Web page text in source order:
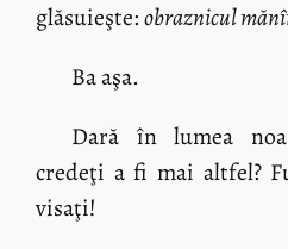
glăsuieşte:obraznicul
Ba aşa.
Dară în lumea
credeţi a fi mai altfel?
visaţi!